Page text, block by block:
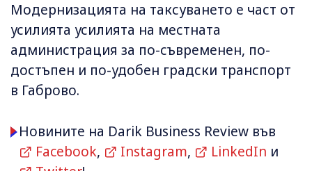
Модернизацията на таксуването е част от
усилията усилията на местната
администрация за по-съвременен, по-
достъпен и по-удобен градски транспорт
в Габрово.
Новините на Darik Business Review във
Facebook, Instagram, LinkedIn и